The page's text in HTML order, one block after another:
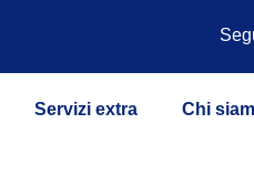
Servizi extra Chi